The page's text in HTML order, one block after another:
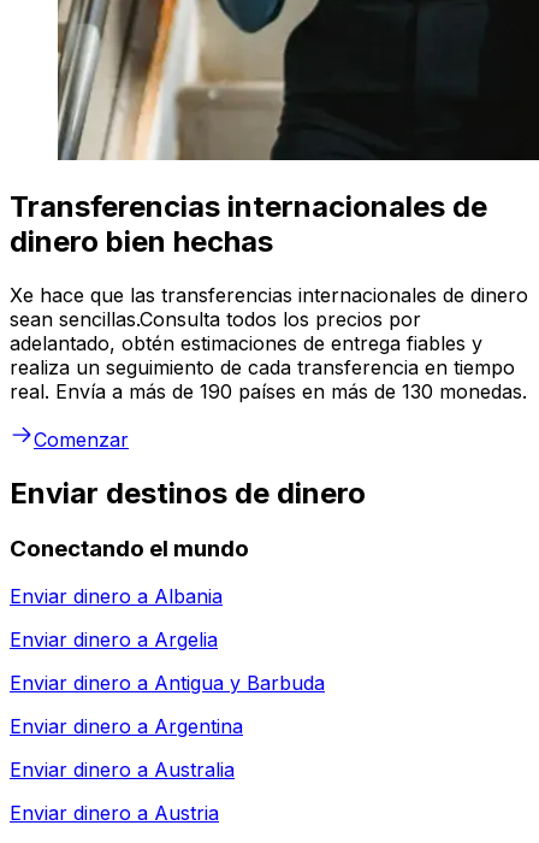
Transferencias internacionales de
dinero bien hechas
Xe hace que las transferencias internacionales de dinero
sean sencillas.Consulta todos los precios por
adelantado, obtén estimaciones de entrega fiables y
realiza un seguimiento de cada transferencia en tiempo
real. Envía a más de 190 países en más de 130 monedas.
Comenzar
Enviar destinos de dinero
Conectando el mundo
Enviar dinero a Albania
Enviar dinero a Argelia
Enviar dinero a Antigua y Barbuda
Enviar dinero a Argentina
Enviar dinero a Australia
Enviar dinero a Austria